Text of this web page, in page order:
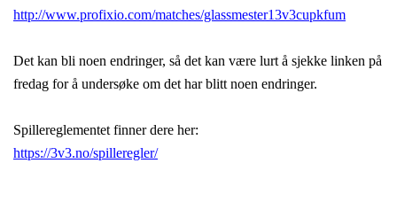
http://www.profixio.com/matches/glassmester13v3cupkfum
Det kan bli noen endringer, så det kan være lurt å sjekke linken på
fredag for å undersøke om det har blitt noen endringer.
Spillereglementet finner dere her:
https://3v3.no/spilleregler/